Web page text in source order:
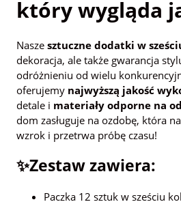
który wygląda
Nasze sztuczne dodatki w
dekoracja, ale także gwarancja
odróżnieniu od wielu
oferujemy najwyższą jakość
detale i materiały odporne na
dom zasługuje na ozdobę, która
wzrok i przetrwa próbę czasu!
✨Zestaw zawiera:
Paczka 12 sztuk w sześciu